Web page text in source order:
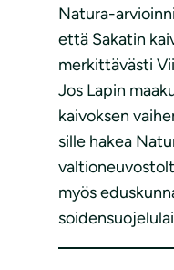
Natura-
että Sakatin
merkittävästi
Jos Lapin
kaivoksen
sille hakea
myös